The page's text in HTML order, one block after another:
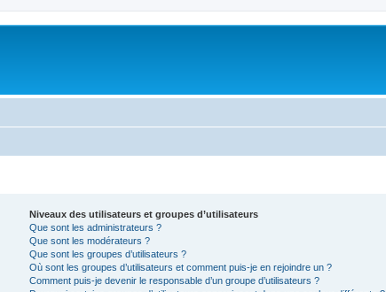
Niveaux des utilisateurs et groupes d’utilisateurs
Que sont les administrateurs ?
Que sont les modérateurs ?
Que sont les groupes d’utilisateurs ?
Où sont les groupes d’utilisateurs et comment puis-je en rejoindre un ?
Comment puis-je devenir le responsable d’un groupe d’utilisateurs ?